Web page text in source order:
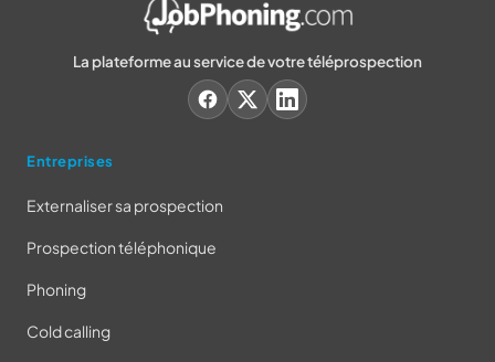
La plateforme au service de votre téléprospection
Entreprises
Externaliser sa prospection
Prospection téléphonique
Phoning
Cold calling